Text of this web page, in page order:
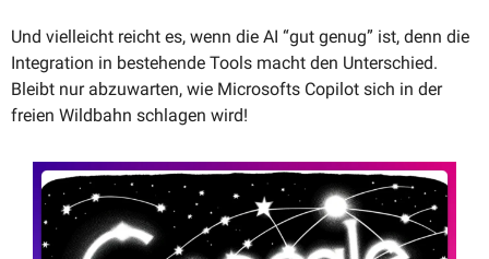
Und vielleicht reicht es, wenn die AI “gut genug” ist, denn die
Integration in bestehende Tools macht den Unterschied.
Bleibt nur abzuwarten, wie Microsofts Copilot sich in der
freien Wildbahn schlagen wird!